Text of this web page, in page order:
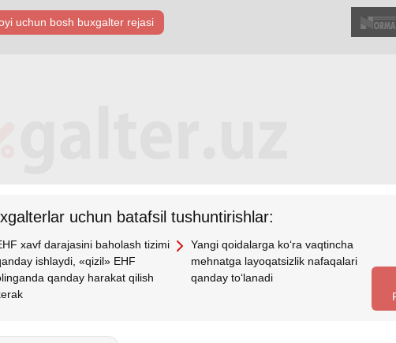
uchun bosh buхgalter rejasi
uchun batafsil tushuntirishlar:
хavf darajasini baholash tizimi
ishlaydi, «qizil» EHF
qanday harakat qilish
Yangi qoidalarga koʻra vaqtincha
mehnatga layoqatsizlik nafaqalari
qanday toʻlanadi